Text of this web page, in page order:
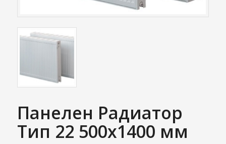
Панелен Радиатор
Тип 22 500х1400 мм